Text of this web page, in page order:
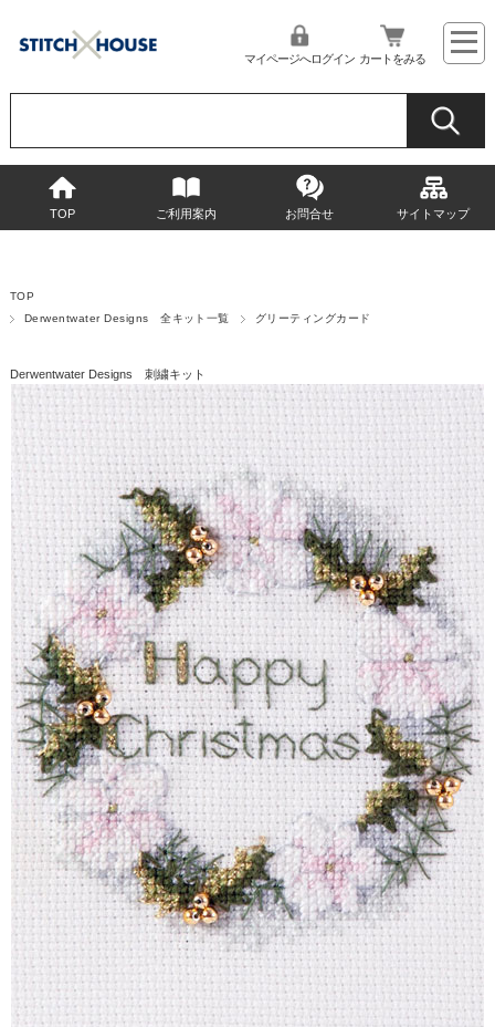
マイページへログイン カートをみる
TOP ご利用案内 お問合せ サイトマップ
TOP
Derwentwater Designs 全キット一覧
グリーティングカード
Derwentwater Designs 刺繍キット